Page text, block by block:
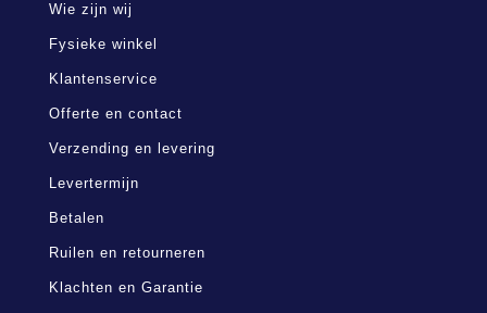
Wie zijn wij
Fysieke winkel
Klantenservice
Offerte en contact
Verzending en levering
Levertermijn
Betalen
Ruilen en retourneren
Klachten en Garantie